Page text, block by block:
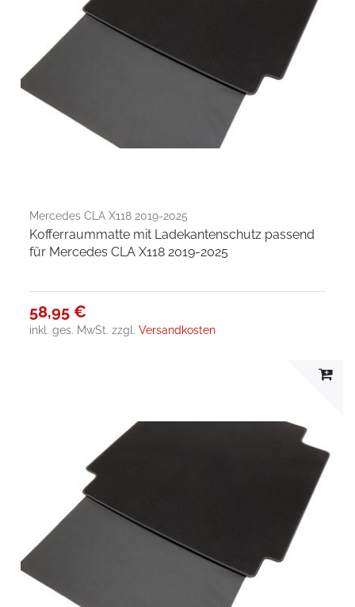
Mercedes CLA X118 2019-2025
Kofferraummatte mit Ladekantenschutz passend
für Mercedes CLA X118 2019-2025
58,95 €
inkl. ges. MwSt. zzgl.Versandkosten